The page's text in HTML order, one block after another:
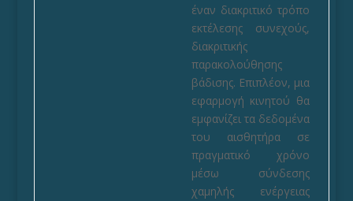
έναν διακριτικό τρόπο
εκτέλεσης συνεχούς,
διακριτικής
παρακολούθησης
βάδισης. Επιπλέον, μια
εφαρμογή κινητού θα
εμφανίζει τα δεδομένα
του αισθητήρα σε
πραγματικό χρόνο
μέσω σύνδεσης
χαμηλής ενέργειας